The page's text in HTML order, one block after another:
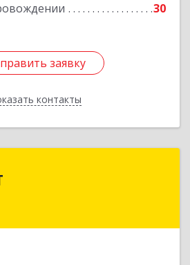
30
заявку
контакты
Подробнее
заявку
Назад